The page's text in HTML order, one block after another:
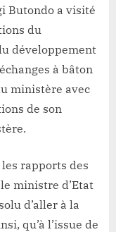
RURAL:
Nzangi
visite
les
bureaux
son
ministère
Butondo a visité
du
développement
à bâton
ministère avec
de son
rapports des
ministre d’Etat
d’aller à la
qu’à l’issue de